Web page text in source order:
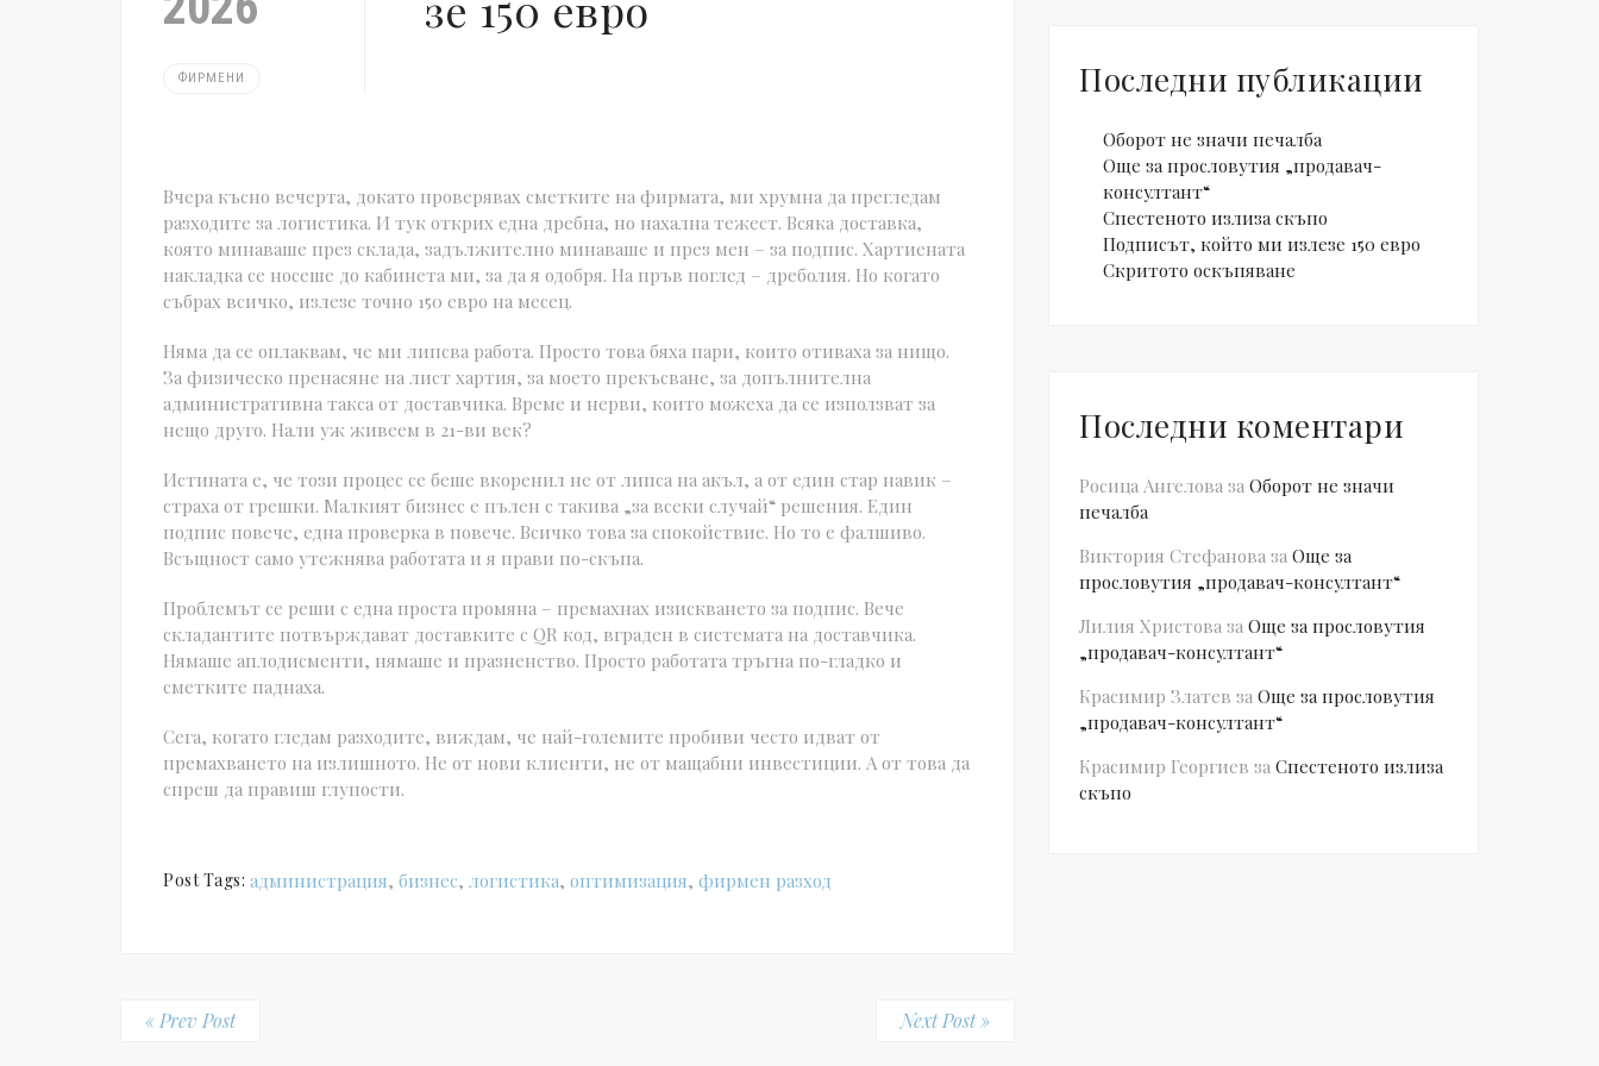
ФИРМЕНИ
Вчера късно вечерта, докато проверявах сметките на фирмата, ми хрумна да прегледам
разходите за логистика. И тук открих една дребна, но нахална тежест. Всяка доставка,
която минаваше през склада, задължително минаваше и през мен – за подпис. Хартиената
накладка се носеше до кабинета ми, за да я одобря. На пръв поглед – дреболия. Но когато
събрах всичко, излезе точно 150 евро на месец.
Няма да се оплаквам, че ми липсва работа. Просто това бяха пари, които отиваха за нищо.
За физическо пренасяне на лист хартия, за моето прекъсване, за допълнителна
административна такса от доставчика. Време и нерви, които можеха да се използват за
нещо друго. Нали уж живеем в 21-ви век?
Истината е, че този процес се беше вкоренил не от липса на акъл, а от един стар навик –
страха от грешки. Малкият бизнес е пълен с такива „за всеки случай“ решения. Един
подпис повече, една проверка в повече. Всичко това за спокойствие. Но то е фалшиво.
Всъщност само утежнява работата и я прави по-скъпа.
Проблемът се реши с една проста промяна – премахнах изискването за подпис. Вече
складантите потвърждават доставките с QR код, вграден в системата на доставчика.
Нямаше аплодисменти, нямаше и празненство. Просто работата тръгна по-гладко и
сметките паднаха.
Сега, когато гледам разходите, виждам, че най-големите пробиви често идват от
премахването на излишното. Не от нови клиенти, не от мащабни инвестиции. А от това да
спреш да правиш глупости.
Post Tags: администрация, бизнес, логистика, оптимизация, фирмен разход
« Prev Post Next Post »
Последни публикации
Оборот не значи печалба
Още за прословутия „продавач-
консултант“
Спестеното излиза скъпо
Подписът, който ми излезе 150 евро
Скритото оскъпяване
Последни коментари
Росица Ангелова за Оборот не значи
печалба
Виктория Стефанова за Още за
прословутия „продавач-консултант“
Лилия Христова за Още за прословутия
„продавач-консултант“
Красимир Златев за Още за прословутия
„продавач-консултант“
Красимир Георгиев за Спестеното излиза
скъпо